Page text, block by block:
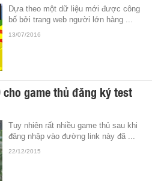
Dựa theo một dữ liệu mới được công
bố bởi trang web người lớn hàng ...
13/07/2016
cho game thủ đăng ký test
Tuy nhiên rất nhiều game thủ sau khi
đăng nhập vào đường link này đã ...
22/12/2015